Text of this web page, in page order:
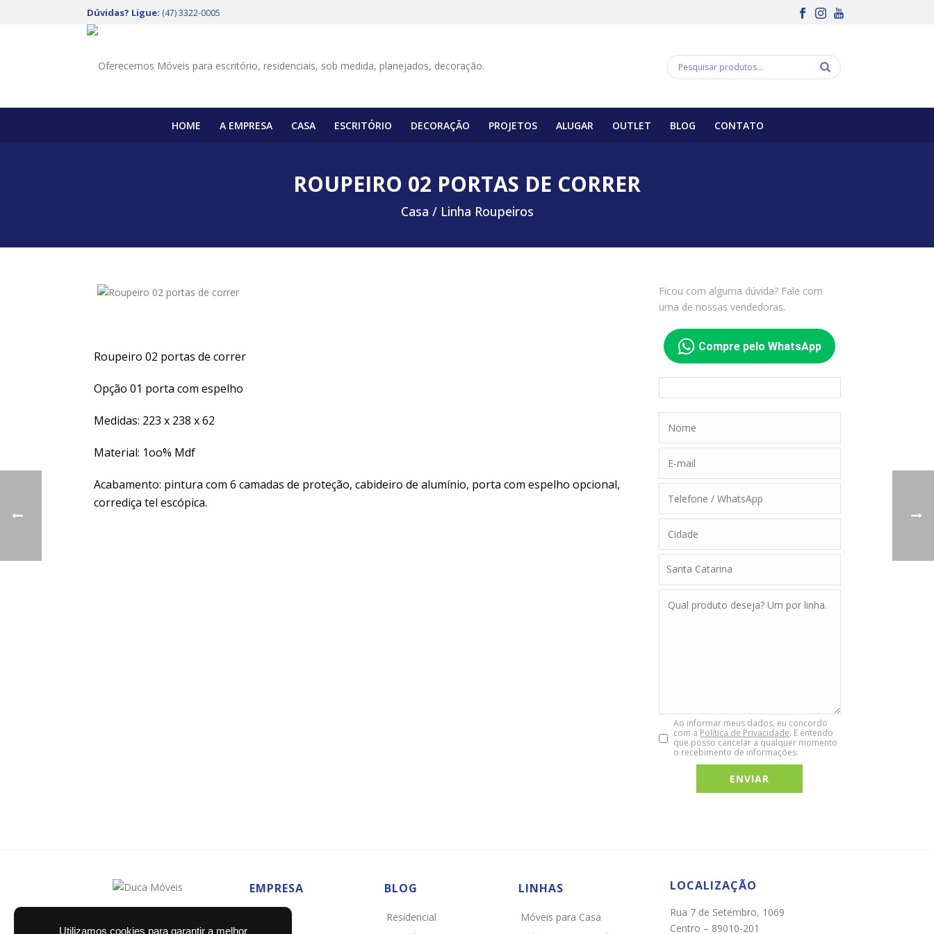
Utilizamos cookies para garantir a melhor
Dúvidas? Ligue: (47) 3322-0005
HOME A EMPRESA CASA ESCRITÓRIO DECORAÇÃO PROJETOS ALUGAR OUTLET BLOG CONTATO
ROUPEIRO 02 PORTAS DE CORRER
Casa / Linha Roupeiros
Roupeiro 02 portas de correr
Opção 01 porta com espelho
Medidas: 223 x 238 x 62
Material: 1oo% Mdf
Acabamento: pintura com 6 camadas de proteção, cabideiro de alumínio, porta com espelho opcional,
corrediça tel escópica.
Ficou com alguma dúvida? Fale com
uma de nossas vendedoras.
Compre pelo WhatsApp
Ao informar meus dados, eu concordo
com a Política de Privacidade. E entendo
que posso cancelar a qualquer momento
o recebimento de informações.
EMPRESA BLOG
Residencial
LINHAS
Móveis para Casa
LOCALIZAÇÃO
Rua 7 de Setembro, 1069
Centro – 89010-201
Chat WhatsApp
Por favor, preencha os campos abaixo para
conversar e teremos todo o prazer em